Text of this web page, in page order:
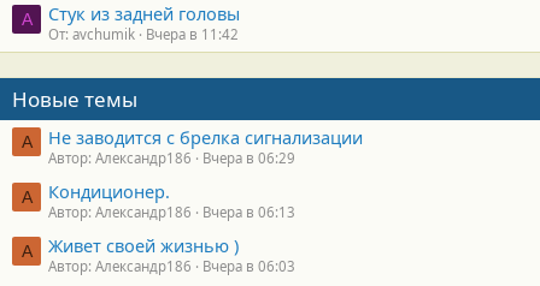
A Стук из задней головы
От: avchumik Вчера в 11:42
Новые темы
А Не заводится с брелка сигнализации
Автор: Александр186 Вчера в 06:29
А Кондиционер.
Автор: Александр186 Вчера в 06:13
А Живет своей жизнью )
Автор: Александр186 Вчера в 06:03